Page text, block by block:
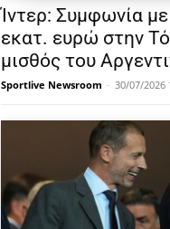
Ίντερ: Συμφωνία
εκατ. ευρώ στην
μισθός του
Sportlive Newsroom - 30/07/2026